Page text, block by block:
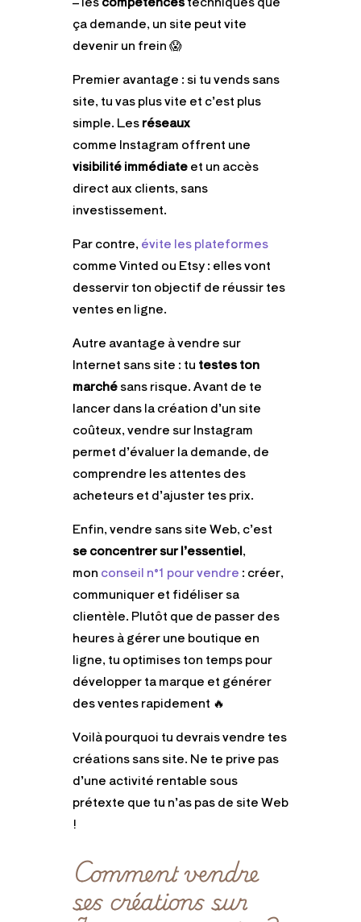
ça demande, un site peut vite
devenir un frein 😱
Premier avantage : si tu vends sans
site, tu vas plus vite et c’est plus
simple. Lesréseaux
comme Instagram offrent une
visibilité immédiateet un accès
direct aux clients, sans
investissement.
Par contre,évite les plateformes
comme Vinted ou Etsy : elles vont
desservir ton objectif de réussir tes
ventes en ligne.
Autre avantage à vendre sur
Internet sans site : tu testes ton
marchésans risque. Avant de te
lancer dans la création d’un site
coûteux, vendre sur Instagram
permet d’évaluer la demande, de
comprendre les attentes des
acheteurs et d’ajuster tes prix.
Enfin, vendre sans site Web, c’est
se concentrer sur l’essentiel,
mon conseil n°1 pour vendre : créer,
communiquer et fidéliser sa
clientèle. Plutôt que de passer des
heures à gérer une boutique en
ligne, tu optimises ton temps pour
développer ta marque et générer
des ventes rapidement 🔥
Voilà pourquoi tu devrais vendre tes
créations sans site. Ne te prive pas
d’une activité rentable sous
prétexte que tu n’as pas de site Web
!
Comment vendre
ses créations sur